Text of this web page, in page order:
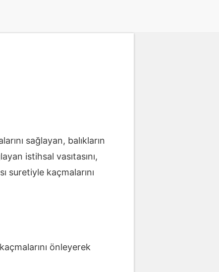
sağlayan, balıkların
istihsal vasıtasını,
suretiyle kaçmalarını
önleyerek